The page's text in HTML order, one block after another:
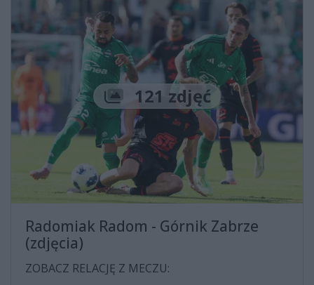
Liczba zdjęć
121 zdjęć
Radomiak Radom - Górnik Zabrze
(zdjęcia)
ZOBACZ RELACJĘ Z MECZU: